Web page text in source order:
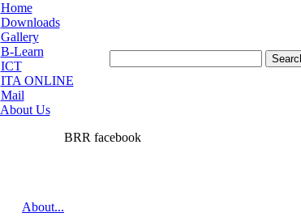
Home
Downloads
Gallery
B-Learn
ICT
ITA ONLINE
Mail
About Us
About...
BRR facebook